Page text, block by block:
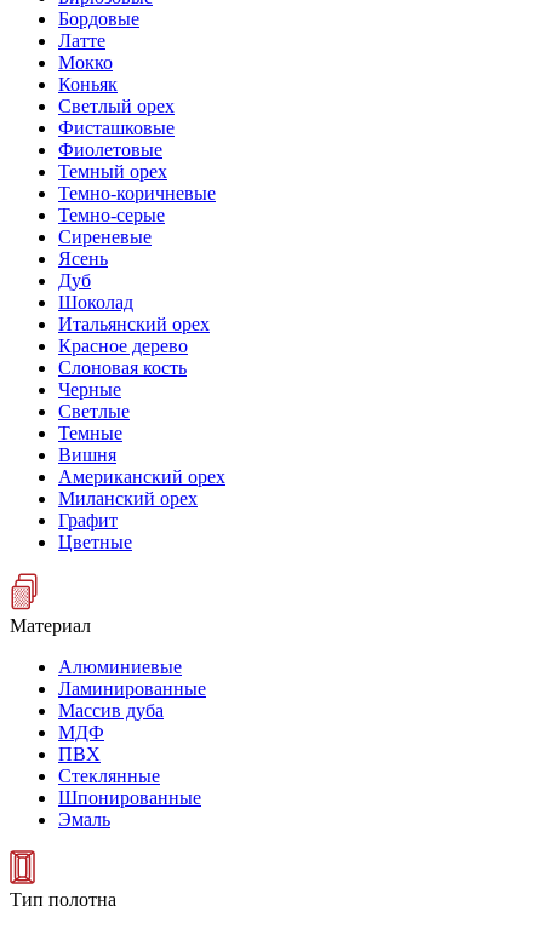
Бордовые
Латте
Мокко
Коньяк
Светлый орех
Фисташковые
Фиолетовые
Темный орех
Темно-коричневые
Темно-серые
Сиреневые
Ясень
Дуб
Шоколад
Итальянский орех
Красное дерево
Слоновая кость
Черные
Светлые
Темные
Вишня
Американский орех
Миланский орех
Графит
Цветные
Материал
Алюминиевые
Ламинированные
Массив дуба
МДФ
ПВХ
Стеклянные
Шпонированные
Эмаль
Тип полотна